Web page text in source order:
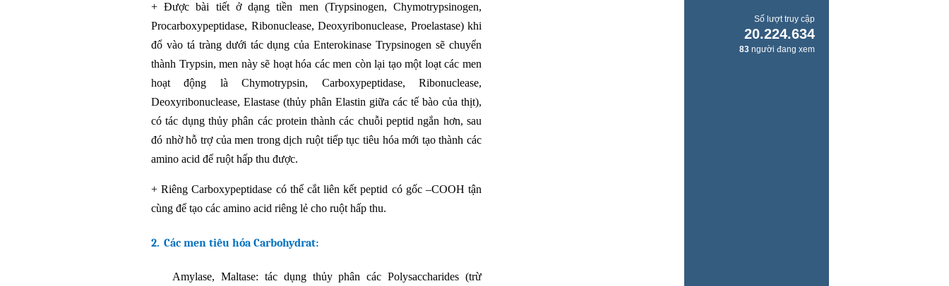
+ Được bài tiết ở dạng tiền men (Trypsinogen, Chymotrypsinogen,
Procarboxypeptidase, Ribonuclease, Deoxyribonuclease, Proelastase) khi
đổ vào tá tràng dưới tác dụng của Enterokinase Trypsinogen sẽ chuyển
thành Trypsin, men này sẽ hoạt hóa các men còn lại tạo một loạt các men
hoạt động là Chymotrypsin, Carboxypeptidase, Ribonuclease,
Deoxyribonuclease, Elastase (thủy phân Elastin giữa các tế bào của thịt),
có tác dụng thủy phân các protein thành các chuỗi peptid ngắn hơn, sau
đó nhờ hỗ trợ của men trong dịch ruột tiếp tục tiêu hóa mới tạo thành các
amino acid để ruột hấp thu được.
+ Riêng Carboxypeptidase có thể cắt liên kết peptid có gốc –COOH tận
cùng để tạo các amino acid riêng lẻ cho ruột hấp thu.
2. Các men tiêu hóa Carbohydrat:
Amylase, Maltase: tác dụng thủy phân các Polysaccharides (trừ
Số lượt truy cập
20.224.634
83 người đang xem